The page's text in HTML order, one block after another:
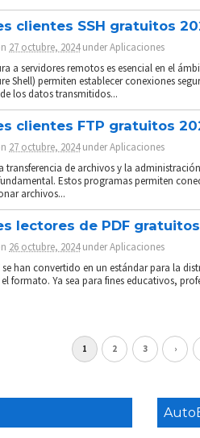
clientes SSH gratuitos
27 octubre, 2024 underAplicaciones
a servidores remotos es esencial en el
Shell) permiten establecer conexiones
los datos transmitidos...
clientes FTP gratuitos
27 octubre, 2024 underAplicaciones
transferencia de archivos y la
Estos programas permiten
archivos...
lectores de PDF
26 octubre, 2024 underAplicaciones
se han convertido en un estándar para la
formato. Ya sea para fines educativos,
1 2 3 ›